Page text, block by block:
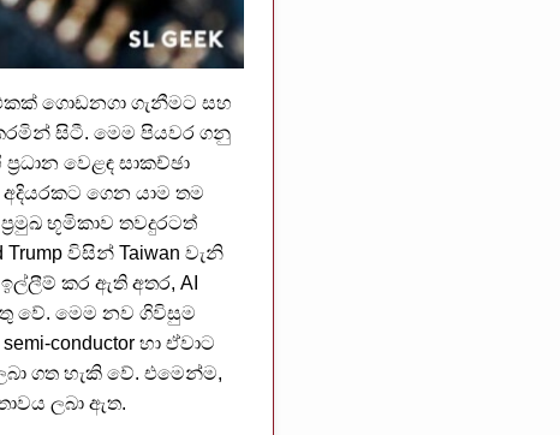
එකක් ගොඩනගා ගැනීමට සහ
කරමින් සිටී. මෙම පියවර ගනු
වෙළඳ සාකච්ඡා
ගෙන යාම තම
භූමිකාව තවදුරටත්
විසින් Taiwan වැනි
ඉල්ලීම් කර ඇති අතර, AI
වේ. මෙම නව ගිවිසුම
conductor හා ඒවාට
ගත හැකි වේ. එමෙන්ම,
ලබා ඇත.